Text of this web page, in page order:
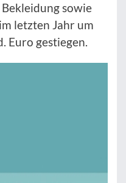
sowie
letzten Jahr um
Euro gestiegen.